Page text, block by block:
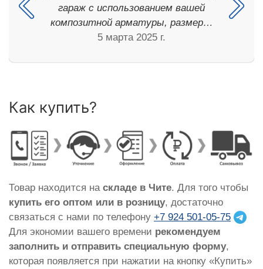
гараж с использованием вашей
композитной арматуры, размер…
5 марта 2025 г.
Как купить?
Товар находится на складе в Чите. Для того чтобы
купить его оптом или в розницу, достаточно
связаться с нами по телефону +7 924 501-05-75
Для экономии вашего времени рекомендуем
заполнить и отправить специальную форму,
которая появляется при нажатии на кнопку «Купить»